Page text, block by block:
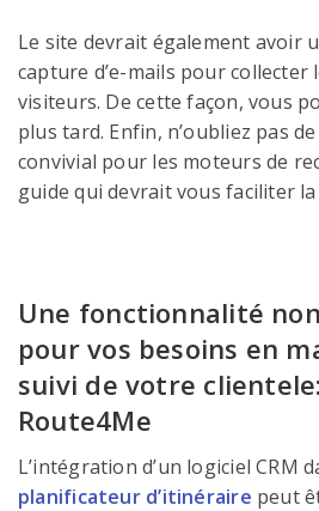
Le site devrait également avoir
capture d’e-mails pour collecter
visiteurs. De cette façon, vous
plus tard. Enfin, n’oubliez pas
convivial pour les moteurs de
guide qui devrait vous faciliter la
Une fonctionnalité
pour vos besoins en
suivi de votre
Route4Me
L’intégration d’un logiciel CRM
planificateur d’itinéraire peut